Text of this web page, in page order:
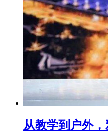
从教学到户外